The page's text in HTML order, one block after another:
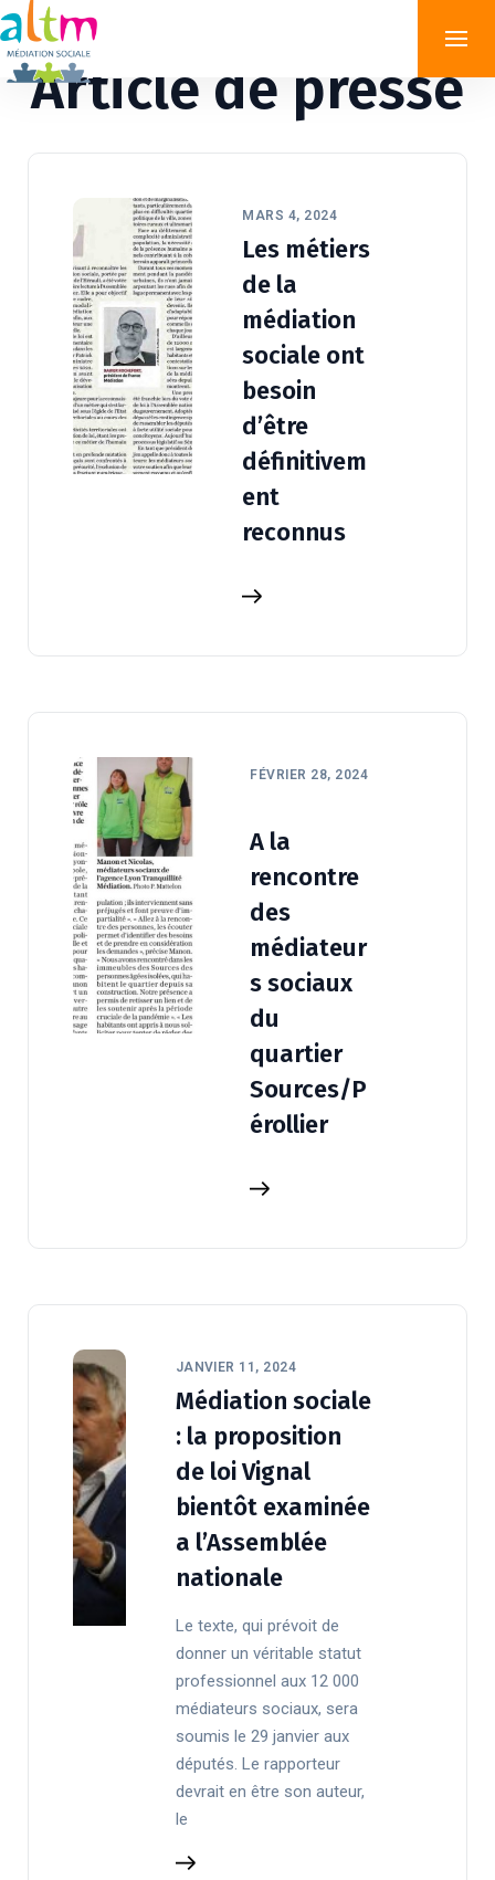
Article de presse
MARS 4, 2024
Les métiers
de la
médiation
sociale ont
besoin
d’être
définitivem
ent
reconnus
FÉVRIER 28, 2024
A la
rencontre
des
médiateur
s sociaux
du
quartier
Sources/P
érollier
JANVIER 11, 2024
Médiation sociale
: la proposition
de loi Vignal
bientôt examinée
a l’Assemblée
nationale
Le texte, qui prévoit de
donner un véritable statut
professionnel aux 12 000
médiateurs sociaux, sera
soumis le 29 janvier aux
députés. Le rapporteur
devrait en être son auteur,
le